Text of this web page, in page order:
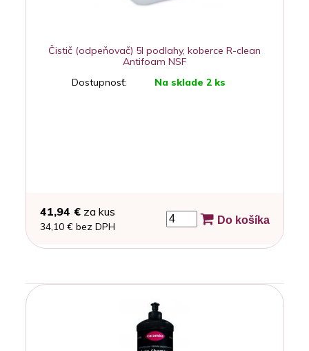
Čistič (odpeňovač) 5l podlahy, koberce R-clean
Antifoam NSF
Dostupnosť:
Na sklade 2 ks
41,94 €za kus
34,10 € bez DPH
Do košíka